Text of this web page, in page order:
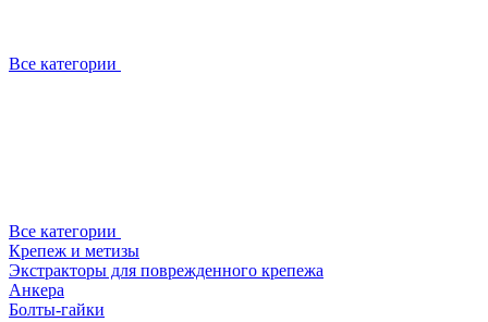
Все категории
Все категории
Крепеж и метизы
Экстракторы для поврежденного крепежа
Анкера
Болты-гайки